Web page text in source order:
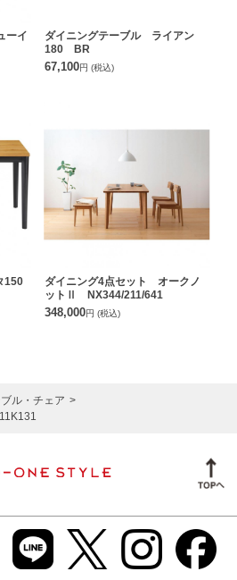
ーイ
ダイニングテーブル ライアン
180 BR
67,100円 (税込)
150
ダイニング4点セット オークノ
ットⅡ NX344/211/641
348,000円 (税込)
ル・チェア